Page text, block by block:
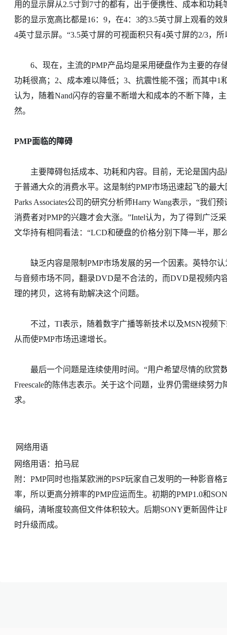
用的显示屏从2.5寸到7寸的都有，出于便携性、成本和功
影的显示宽高比都是16：9，在4：3的3.5英寸屏上观看的
4英寸显示屏。“3.5英寸屏的可视面积只有4英寸屏的2/3，
6、现在，主流的PMP产品均是采用硬盘作为主要的存
功耗很高；2、成本难以降低；3、抗震性能不强；而其中1
认为，随着Nand闪存的容量不断增大和成本的不断下降，
然。
PMP面临的障碍
主要障碍包括成本、功耗和内容。目前，无论是国内品
于普通大众的消费水平。这是制约PMP市场迅速起飞的最
Parks Associates公司的研究分析师Harry Wang表示，“我们
消费者对PMP的兴趣才会大涨。”Intel认为，为了得到广泛
文华持有相同看法：“LCD和硬盘的价格分别下降一半，那
缺乏内容是限制PMP市场发展的另一个因素。英特尔认
与音频市场不同，翻录DVD是不合法的，而DVD是视频内
理的拷贝，这将有助解决这个问题。
不过，TI表示，随着数字广播等新技术以及MSN视频下
从而使PMP市场迅速增长。
最后一个问题是连续使用时间。“用户希望尽情的欣赏
Freescale的陈伟志表示。关于这个问题，业界仍需继续努
求。
网络用语
网络用语：拍马屁
附：PMP同时也指某欧洲的PSP玩家自己发明的一种影音
率，所以更高分辨率的PMP应运而生。初期的PMP1.0和
编码，清晰度较高但文件体积较大。后期SONY更新固件让
时升级而成。